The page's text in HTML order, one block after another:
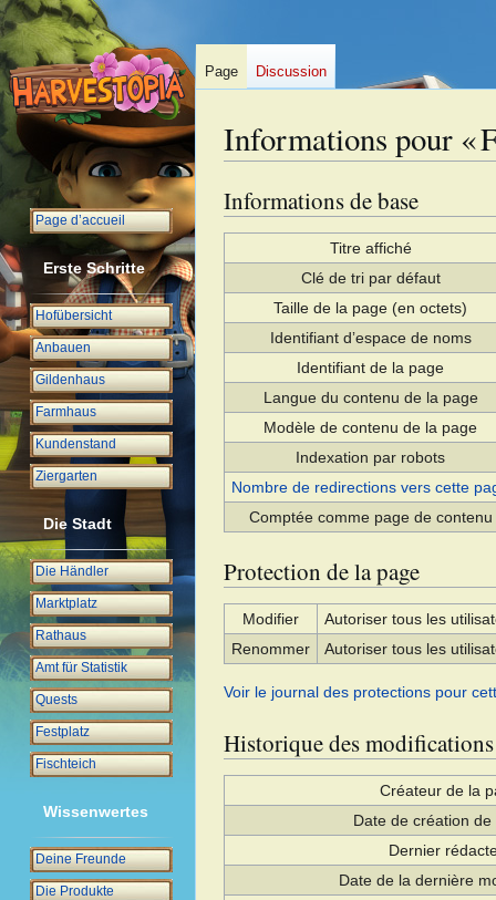
Informations pour «
Aller
à
navigation
Aller
à
recherche
Informations de base
Titre affiché
Clé de tri par défaut
Taille de la page (en octets)
Identifiant dʼespace de noms
Identifiant de la page
Langue du contenu de la page
Modèle de contenu de la page
Indexation par robots
Nombre de redirections vers cette
Comptée comme page de contenu
Protection de la page
Modifier
Autoriser tous les
Renommer
Autoriser tous les
Voir le journal des protections pour
Historique des modifications
Créateur de la
Date de création de
Dernier
Date de la dernière
Page Discussion
Page d’accueil
Erste Schritte
Hofübersicht
Anbauen
Gildenhaus
Farmhaus
Kundenstand
Ziergarten
Die Stadt
Die Händler
Marktplatz
Rathaus
Amt für Statistik
Quests
Festplatz
Fischteich
Wissenwertes
Deine Freunde
Die Produkte